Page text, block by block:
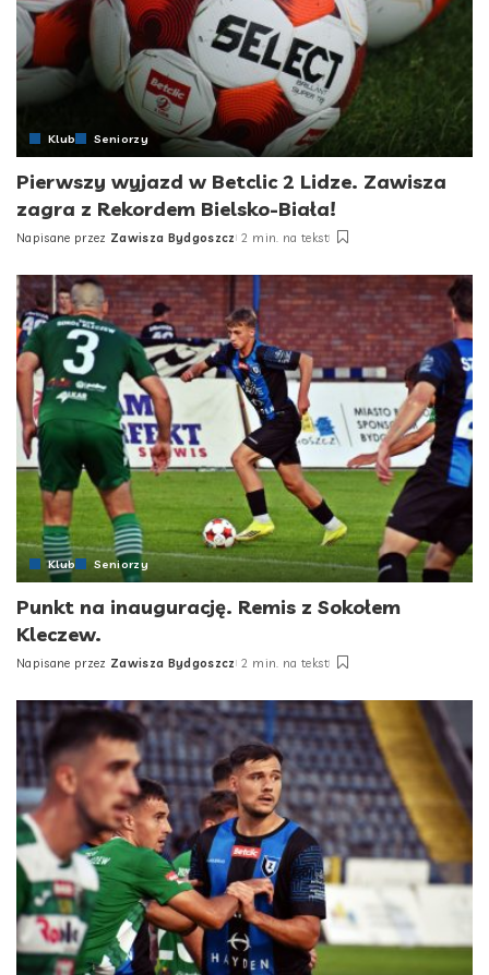
Klub Seniorzy
Pierwszy wyjazd w Betclic 2 Lidze. Zawisza
zagra z Rekordem Bielsko-Biała!
Posted
Napisane przez Zawisza Bydgoszcz 2 min. na tekst
Klub Seniorzy
Punkt na inaugurację. Remis z Sokołem
Kleczew.
Posted
Napisane przez Zawisza Bydgoszcz 2 min. na tekst